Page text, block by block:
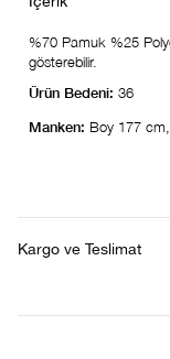
%70 Pamuk %25
gösterebilir.
Ürün Bedeni: 36
Manken: Boy 177
Kargo ve Teslimat